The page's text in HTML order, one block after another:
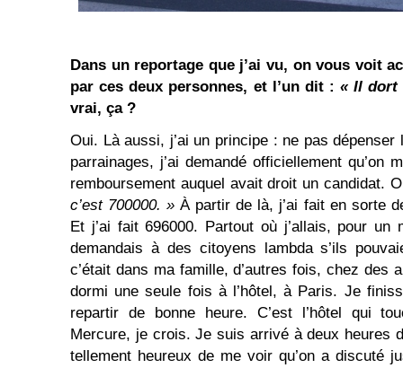
Dans un reportage que j’ai vu, on vous voit
par ces deux personnes, et l’un dit :« Il dort
vrai, ça ?
Oui. Là aussi, j’ai un principe : ne pas dépenser
parrainages, j’ai demandé officiellement qu’on
remboursement auquel avait droit un candidat.
c’est 700000. » À partir de là, j’ai fait en sorte
Et j’ai fait 696000. Partout où j’allais, pour un
demandais à des citoyens lambda s’ils
c’était dans ma famille, d’autres fois, chez des
dormi une seule fois à l’hôtel, à Paris. Je
repartir de bonne heure. C’est l’hôtel qui
Mercure, je crois. Je suis arrivé à deux heures
tellement heureux de me voir qu’on a discuté